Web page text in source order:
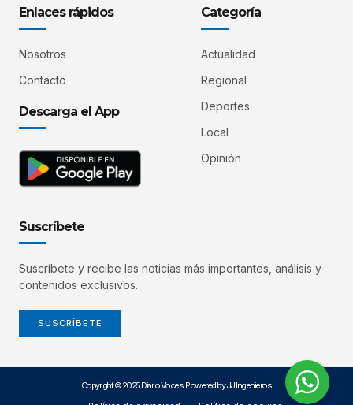
Enlaces rápidos
Nosotros
Contacto
Descarga el App
Categoría
Actualidad
Regional
Deportes
Local
Opinión
Suscríbete
Suscríbete y recibe las noticias más importantes, análisis y
contenidos exclusivos.
SUSCRÍBETE
Copyright © 2025 Diario Voces. Powered by JJ Ingenieros.